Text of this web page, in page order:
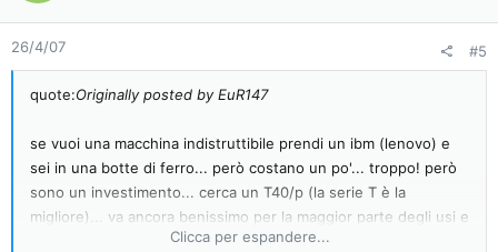
26/4/07 #5
quote:Originally posted by EuR147
se vuoi una macchina indistruttibile prendi un ibm (lenovo) e
sei in una botte di ferro... però costano un po'... troppo! però
sono un investimento... cerca un T40/p (la serie T è la
migliore)... va ancora benissimo per la maggior parte degli usi e
lo dovresti trovare ad un prezzo ragionevole
Clicca per espandere...